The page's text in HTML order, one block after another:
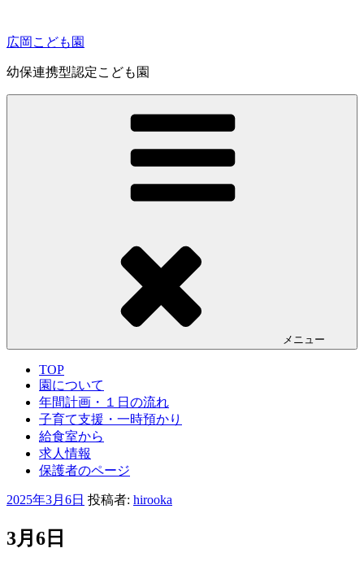
テ
ン
ツ
へ
広岡こども園
幼保連携型認定こども園
メニュー
TOP
園について
年間計画・１日の流れ
子育て支援・一時預かり
給食室から
求人情報
保護者のページ
投
日:
2025年3月6日 投稿者: hirooka
3月6日